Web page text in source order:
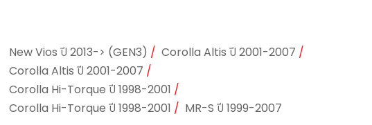
New Vios ปี 2013-> (GEN3)
Corolla Altis ปี 2001-2007
Corolla Altis ปี 2001-2007
Corolla Hi-Torque ปี 1998-2001
Corolla Hi-Torque ปี 1998-2001
MR-S ปี 1999-2007